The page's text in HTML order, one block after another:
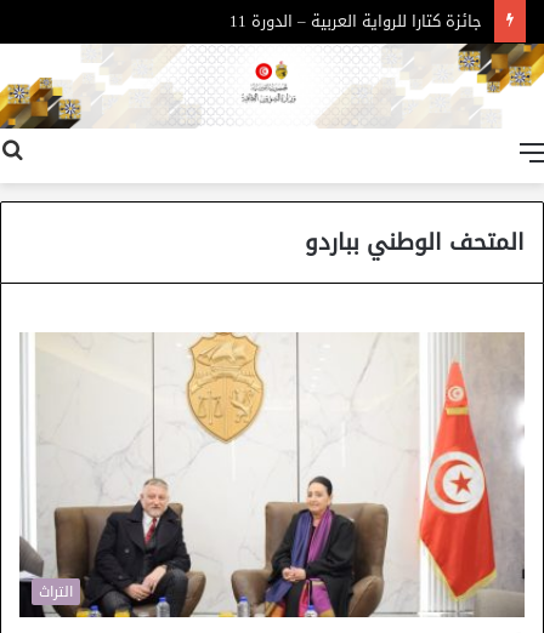
جائزة كتارا للرواية العربية – الدورة 11
المتحف الوطني بباردو
التراث